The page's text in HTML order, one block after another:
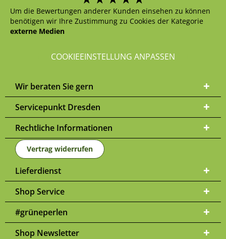
Um die Bewertungen anderer Kunden einsehen zu können
benötigen wir Ihre Zustimmung zu Cookies der Kategorie
externe Medien
COOKIEEINSTELLUNG ANPASSEN
Wir beraten Sie gern
Servicepunkt Dresden
Rechtliche Informationen
Vertrag widerrufen
Lieferdienst
Shop Service
#grüneperlen
Shop Newsletter